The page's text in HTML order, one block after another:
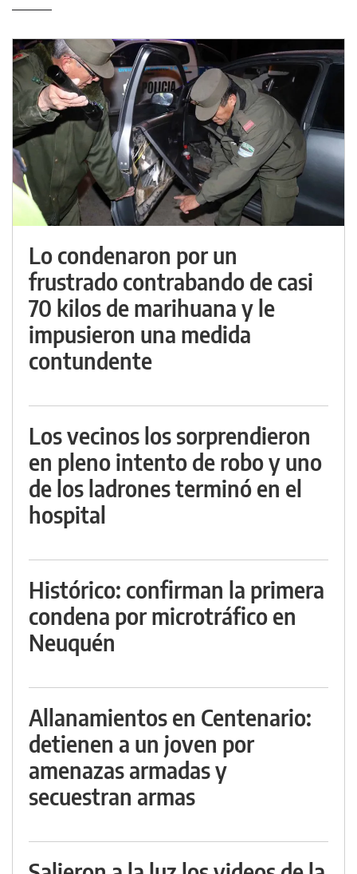
Lo condenaron por un
frustrado contrabando de casi
70 kilos de marihuana y le
impusieron una medida
contundente
Los vecinos los sorprendieron
en pleno intento de robo y uno
de los ladrones terminó en el
hospital
Histórico: confirman la primera
condena por microtráfico en
Neuquén
Allanamientos en Centenario:
detienen a un joven por
amenazas armadas y
secuestran armas